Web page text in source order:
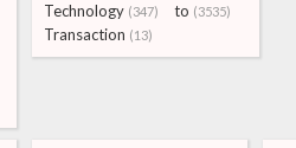
Technology (347) to (3535)
Transaction (13)